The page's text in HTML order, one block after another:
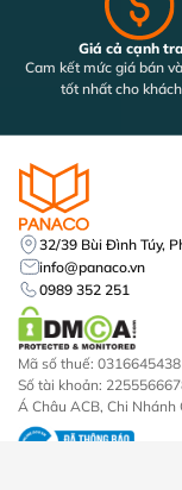
Giá cả cạnh
Cam kết mức giá bán
tốt nhất cho
32/39 Bùi Đình Túy,
info@panaco.vn
0989 352 251
Mã số thuế: 0316645438
Số tài khoản:
Á Châu ACB, Chi Nhánh